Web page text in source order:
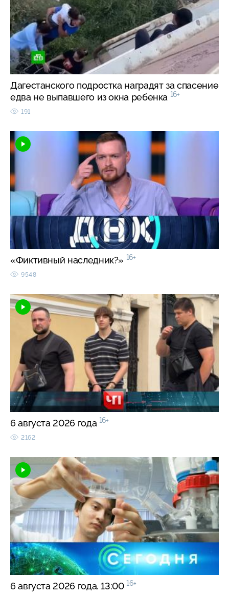
Дагестанского подростка наградят за спасение
едва не выпавшего из окна ребенка 16+
191
«Фиктивный наследник?» 16+
9548
6 августа 2026 года 16+
2162
6 августа 2026 года. 13:00 16+